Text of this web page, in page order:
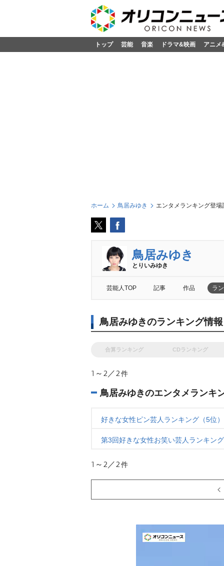
トップ 芸能 音楽 ドラマ&映画 アニメ
ホーム 鳥居みゆき エンタメランキング登場
鳥居みゆき
とりいみゆき
芸能人TOP 記事 作品 ラ
鳥居みゆきのランキング情報
合算ランキング CDランキング
1～2／2件
鳥居みゆきのエンタメランキ
好きな女性ピン芸人ランキング（5位）
第3回好きな女性お笑い芸人ランキン
1～2／2件